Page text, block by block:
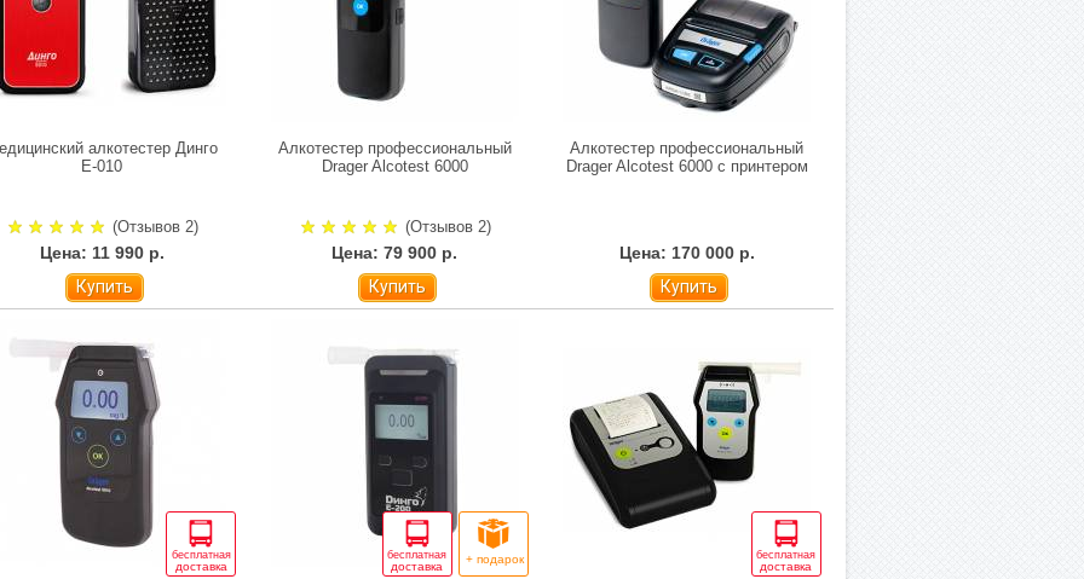
алкотестер Динго
Е-010
(Отзывов 2)
Цена: 11 990 р.
Купить
Алкотестер профессиональный
Drager Alcotest 6000
(Отзывов 2)
Цена: 79 900 р.
Купить
Алкотестер профессиональный
Drager Alcotest 6000 с принтером
Цена: 170 000 р.
Купить
бесплатная
доставка
бесплатная
доставка
+ подарок бесплатная
доставка